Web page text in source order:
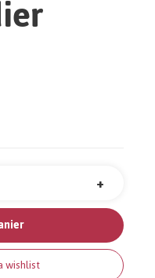
+
wishlist